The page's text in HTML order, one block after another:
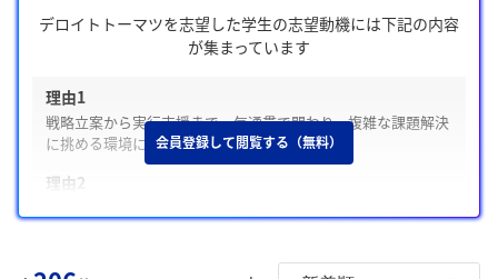
デロイトトーマツを志望した学生の志望動機には下記の内容
が集まっています
理由1
戦略立案から実行支援まで一気通貫で関わり、複雑な課題解決
に挑める環境に魅力を感じる
理由2
課題に挑める環境に惹かれる
理由3
会員登録して閲覧する（無料）